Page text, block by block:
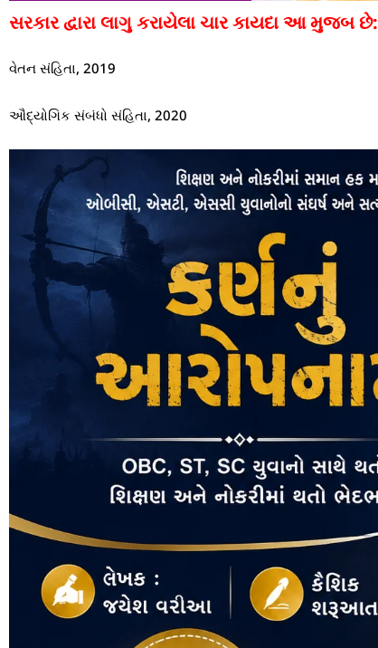
સરકાર દ્વારા લાગુ કરાયેલા ચાર કાયદા આ મુજબ છે:
વેતન સંહિતા, 2019
ઔદ્યોગિક સંબંધો સંહિતા, 2020